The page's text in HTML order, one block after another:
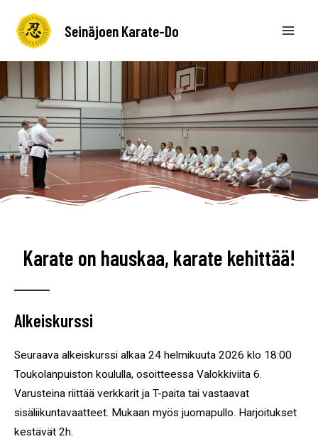
Seinäjoen Karate-Do
Karate on hauskaa, karate kehittää!
Alkeiskurssi
Seuraava alkeiskurssi alkaa 24 helmikuuta 2026 klo 18:00
Toukolanpuiston koululla, osoitteessa Valokkiviita 6.
Varusteina riittää verkkarit ja T-paita tai vastaavat
sisäliikuntavaatteet. Mukaan myös juomapullo. Harjoitukset
kestävät 2h.